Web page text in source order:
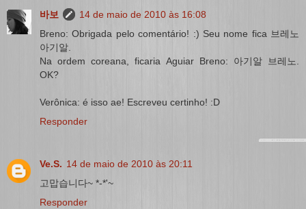
바보
14 de maio de 2010 às 16:08
Breno: Obrigada pelo comentário! :) Seu nome fica 브레노
아기알.
Na ordem coreana, ficaria Aguiar Breno: 아기알 브레노.
OK?
Verônica: é isso ae! Escreveu certinho! :D
Responder
Ve.S. 14 de maio de 2010 às 20:11
고맙습니다~ *-*'~
Responder